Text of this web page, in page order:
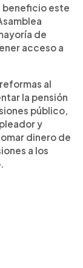
beneficio este
de
acceso a
al
la pensión
público,
y
dinero de
a los